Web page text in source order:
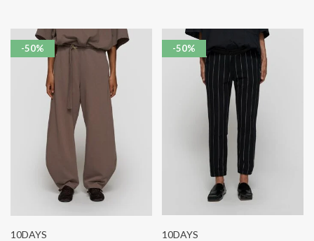
‘10’ monogram op de linker
broekspijp.
-50%
10DAYS
-50%
10DAYS